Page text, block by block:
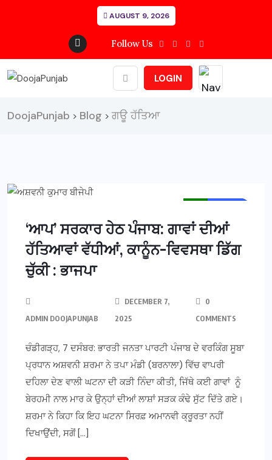
AUGUST 9, 2026
Follow Us
LOGIN
DoojaPunjab > Blog > ਗਊ ਹੱਤਿਆ
‘ਆਪ’ ਸਰਕਾਰ ਹੇਠ ਪੰਜਾਬ: ਗਾਵਾਂ ਦੀਆਂ
ਹੱਤਿਆਵਾਂ ਵੱਧੀਆਂ, ਕਾਨੂੰਨ-ਵਿਵਸਥਾ ਡਿੱਗ
ਚੁੱਕੀ : ਭਾਜਪਾ
ADMIN DOOJAPUNJAB
DECEMBER 7,
2025
0
COMMENTS
ਚੰਡੀਗੜ੍ਹ, 7 ਦਸੰਬਰ: ਭਾਰਤੀ ਜਨਤਾ ਪਾਰਟੀ ਪੰਜਾਬ ਦੇ ਵਰਕਿੰਗ ਸੂਬਾ
ਪ੍ਰਧਾਨ ਅਸ਼ਵਨੀ ਸ਼ਰਮਾ ਨੇ ਤਪਾ ਮੰਡੀ (ਬਰਨਾਲਾ) ਵਿੱਚ ਵਾਪਰੀ
ਦਹਿਲਾ ਦੇਣ ਵਾਲੀ ਘਟਨਾ ਦੀ ਕੜੀ ਨਿੰਦਾ ਕੀਤੀ, ਜਿੱਥੇ ਕਈ ਗਾਵਾਂ ਨੂੰ
ਬੇਰਹਮੀ ਨਾਲ ਮਾਰ ਕੇ ਉਨ੍ਹਾਂ ਦੀਆਂ ਲਾਸ਼ਾਂ ਸੜਕ ਕੰਢੇ ਸੁੱਟ ਦਿੱਤੇ ਗਏ।
ਸ਼ਰਮਾ ਨੇ ਕਿਹਾ ਕਿ ਇਹ ਘਟਨਾ ਸਿਰਫ਼ ਅਮਾਨਵੀ ਕ੍ਰੂਰਤਾ ਨਹੀਂ
ਦਿਖਾਉਂਦੀ, ਸਗੋਂ […]